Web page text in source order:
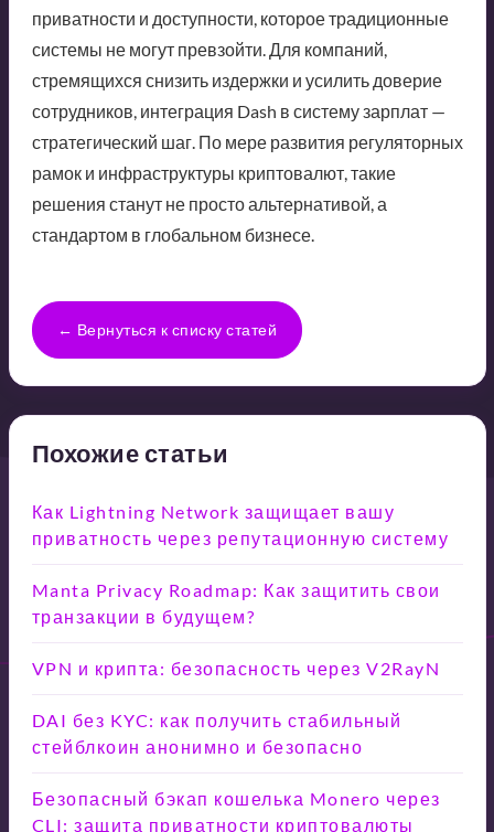
приватности и доступности, которое традиционные
системы не могут превзойти. Для компаний,
стремящихся снизить издержки и усилить доверие
сотрудников, интеграция Dash в систему зарплат —
стратегический шаг. По мере развития регуляторных
рамок и инфраструктуры криптовалют, такие
решения станут не просто альтернативой, а
стандартом в глобальном бизнесе.
← Вернуться к списку статей
Похожие статьи
Как Lightning Network защищает вашу
приватность через репутационную систему
Manta Privacy Roadmap: Как защитить свои
транзакции в будущем?
VPN и крипта: безопасность через V2RayN
DAI без KYC: как получить стабильный
стейблкоин анонимно и безопасно
Безопасный бэкап кошелька Monero через
CLI: защита приватности криптовалюты